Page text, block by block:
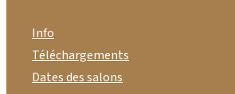
Info
Téléchargements
Dates des salons